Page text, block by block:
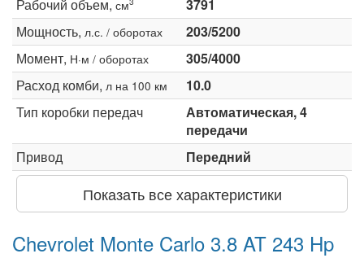
Рабочий объем, см
3791
Мощность, л.с. / оборотах
203/5200
Момент, Н·м / оборотах
305/4000
Расход комби, л на 100 км
10.0
Тип коробки передач
Автоматическая, 4
передачи
Привод
Передний
Показать все характеристики
Chevrolet Monte Carlo 3.8 AT 243 Hp